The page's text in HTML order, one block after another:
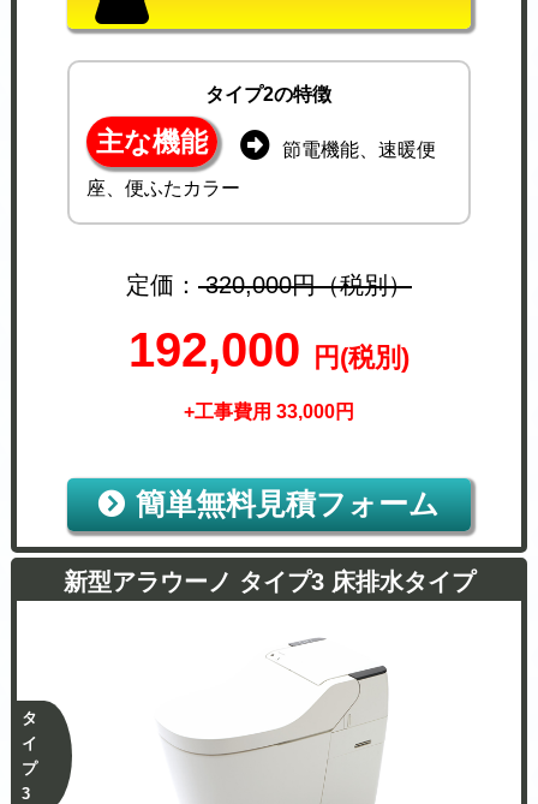
タイプ2の特徴
主な機能
節電機能、速暖便
座、便ふたカラー
定価： 320,000円（税別）
192,000 円(税別)
+工事費用 33,000円
簡単無料見積フォーム
タ
イ
プ
3
新型アラウーノ タイプ3 床排水タイプ